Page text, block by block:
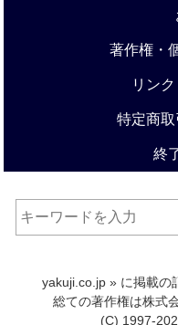
著作権・
リン
特定商
終
yakuji.co.jp » に掲載の
総ての著作権は株式
(C) 1997-